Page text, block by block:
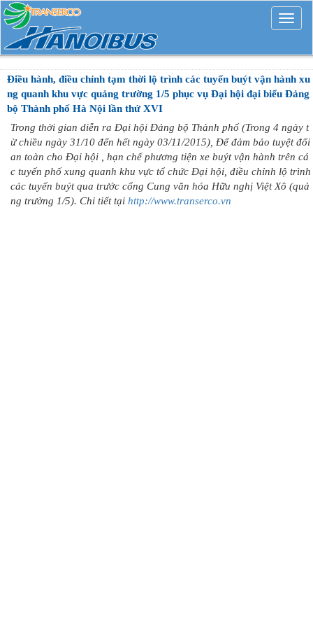
Mở
rộng
Điều hành, điều chỉnh tạm thời lộ trình các tuyến buýt vận hành xu
ng quanh khu vực quảng trường 1/5 phục vụ Đại hội đại biểu Đảng
bộ Thành phố Hà Nội lần thứ XVI
Trong thời gian diễn ra Đại hội Đảng bộ Thành phố (Trong 4 ngày t
ừ chiều ngày 31/10 đến hết ngày 03/11/2015), Để đảm bảo tuyệt đối
an toàn cho Đại hội , hạn chế phương tiện xe buýt vận hành trên cá
c tuyến phố xung quanh khu vực tổ chức Đại hội, điều chỉnh lộ trình
các tuyến buýt qua trước cổng Cung văn hóa Hữu nghị Việt Xô (quả
ng trường 1/5). Chi tiết tại http://www.transerco.vn